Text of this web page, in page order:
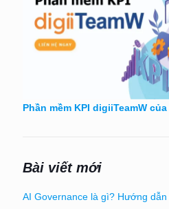
Phần mềm KPI digiiTeamW của
Bài viết mới
AI Governance là gì? Hướng